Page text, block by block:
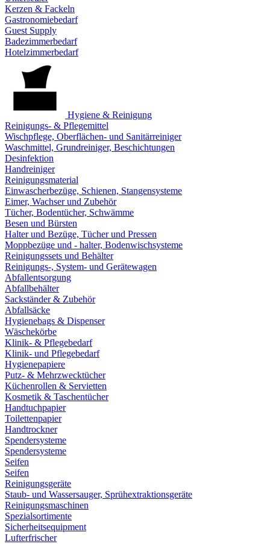
Kerzen & Fackeln
Gastronomiebedarf
Guest Supply
Badezimmerbedarf
Hotelzimmerbedarf
Hygiene & Reinigung
Reinigungs- & Pflegemittel
Wischpflege, Oberflächen- und Sanitärreiniger
Waschmittel, Grundreiniger, Beschichtungen
Desinfektion
Handreiniger
Reinigungsmaterial
Einwascherbezüge, Schienen, Stangensysteme
Eimer, Wachser und Zubehör
Tücher, Bodentücher, Schwämme
Besen und Bürsten
Halter und Bezüge, Tücher und Pressen
Moppbezüge und - halter, Bodenwischsysteme
Reinigungssets und Behälter
Reinigungs-, System- und Gerätewagen
Abfallentsorgung
Abfallbehälter
Sackständer & Zubehör
Abfallsäcke
Hygienebags & Dispenser
Wäschekörbe
Klinik- & Pflegebedarf
Klinik- und Pflegebedarf
Hygienepapiere
Putz- & Mehrzwecktücher
Küchenrollen & Servietten
Kosmetik & Taschentücher
Handtuchpapier
Toilettenpapier
Handtrockner
Spendersysteme
Spendersysteme
Seifen
Seifen
Reinigungsgeräte
Staub- und Wassersauger, Sprühextraktionsgeräte
Reinigungsmaschinen
Spezialsortimente
Sicherheitsequipment
Lufterfrischer